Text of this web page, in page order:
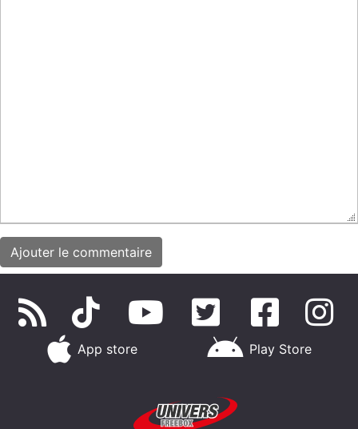
App store Play Store